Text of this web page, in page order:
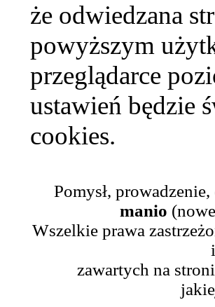
że odwiedzana
powyższym
przeglądarce
ustawień będzie
cookies.
Pomysł,
manio
Wszelkie prawa
zawartych na